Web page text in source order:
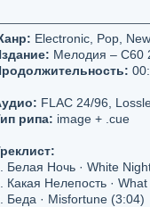
Electronic, Pop,
Мелодия – C60
FLAC 24/96,
рипа: image + .cue
Белая Ночь · White
Какая Нелепость ·
Беда · Misfortune (3:04)